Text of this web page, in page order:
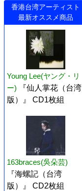
香港台湾アーティスト
最新オススメ商品
Young Lee(ヤング・リ
ー)
『仙人掌花（台湾
版）』 CD1枚組
163braces(吳朵芸)
『海螺記（台湾
版）』 CD2枚組